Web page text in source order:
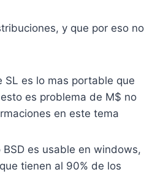
y que por eso no
SL es lo mas portable que
es problema de M$ no
en este tema
es usable en windows,
tienen al 90% de los